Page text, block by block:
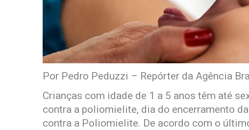
Por Pedro Peduzzi – Repórter da Agência
Crianças com idade de 1 a 5 anos têm até
contra a poliomielite, dia do encerramento
contra a Poliomielite. De acordo com o